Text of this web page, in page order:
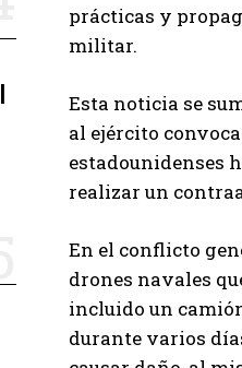
prácticas y
militar.
Esta noticia se
al ejército
estadounidenses
realizar un
En el conflicto
drones navales
incluido un
durante varios